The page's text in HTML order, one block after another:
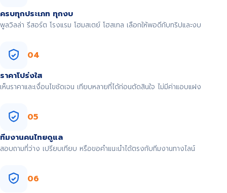
ครบทุกประเภท ทุกงบ
พูลวิลล่า รีสอร์ต โรงแรม โฮมสเตย์ โฮสเทล เลือกให้พอดีกับทริปและงบ
04
ราคาโปร่งใส
เห็นราคาและเงื่อนไขชัดเจน เทียบหลายที่ได้ก่อนตัดสินใจ ไม่มีค่าแอบแฝง
05
ทีมงานคนไทยดูแล
สอบถามที่ว่าง เปรียบเทียบ หรือขอคำแนะนำได้ตรงกับทีมงานทางไลน์
06